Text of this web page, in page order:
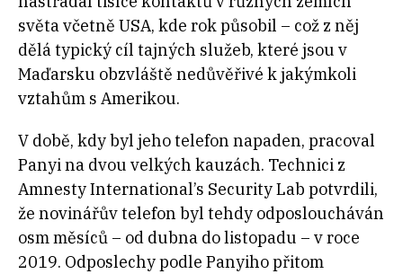
světa včetně USA, kde rok působil – což z něj
dělá typický cíl tajných služeb, které jsou v
Maďarsku obzvláště nedůvěřivé k jakýmkoli
vztahům s Amerikou.
V době, kdy byl jeho telefon napaden, pracoval
Panyi na dvou velkých kauzách. Technici z
Amnesty International’s Security Lab potvrdili,
že novinářův telefon byl tehdy odposloucháván
osm měsíců – od dubna do listopadu – v roce
2019. Odposlechy podle Panyiho přitom